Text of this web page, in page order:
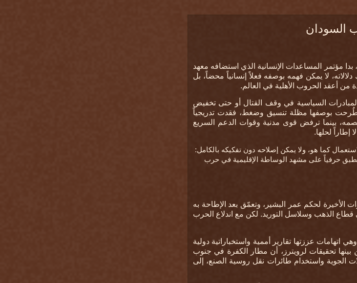
السودان
مؤتمر المساعدات الإنسانية الذي استضافه معهد
لا يمكن فهمه بوصفه فعلاً إنسانياً محضاً، بل
من أعقد الحروب الأهلية في العالم.
وقوات الدعم السريع في أبريل 2023، فشلت جميع المبادرات السياسية في وقف القتال أو حتى تخفيض
طُرحت بوصفها مظلة تنسيق وضغط، فقدت تدريجياً
بينما ترفض قوى مدنية وقوات الدعم السريع
إطاراً لحلها.
كما هو، ولا يمكن إصلاحه دون تفكيكه بالكامل:
تنطبق حرفياً على مشهد الوساطة الإقليمية في حرب
الأخيرة لحكم عمر البشير، وتعمّق بعد الإطاحة به
قطاع الذهب وسلاسل التوريد. لكن مع اندلاع الحرب
اتهامات عززتها تقارير أممية واستخباراتية دولية
تحقيقات لرويترز، أن مطار الكفرة في جنوب
الجوية واستخدام طائرات نقل روسية الصنع، إلى